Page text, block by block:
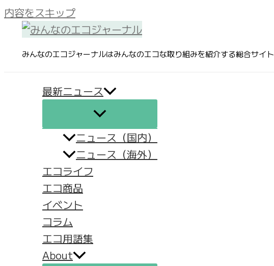
内容をスキップ
みんなのエコジャーナルはみんなのエコな取り組みを紹介する総合サイト
最新ニュース
ニュース（国内）
ニュース（海外）
エコライフ
エコ商品
イベント
コラム
エコ用語集
About